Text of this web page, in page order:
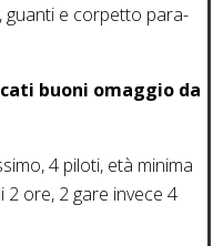
e corpetto para-
buoni omaggio da
4 piloti, età minima
2 ore, 2 gare invece 4